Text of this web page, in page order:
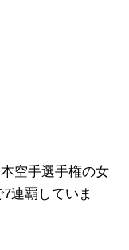
空手選手権の女
連覇していま